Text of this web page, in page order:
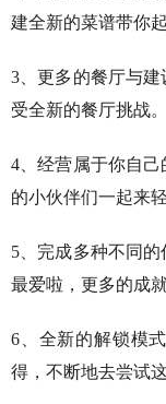
建全新的菜谱带你起
3、更多的餐厅与
受全新的餐厅挑战。
4、经营属于你自
的小伙伴们一起来
5、完成多种不同
最爱啦，更多的成
6、全新的解锁模
得，不断地去尝试